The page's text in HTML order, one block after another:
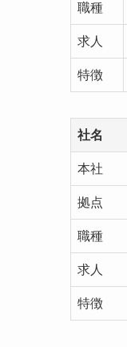
職種
求人
特徴
社名
本社
拠点
職種
求人
特徴